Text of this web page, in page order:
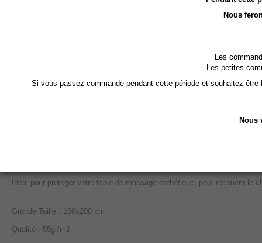
Idéal pour protéger votre table de massage esthétique, pour recouvrir le
Grande Taille : 100x200 cm
Qualité : 55gr/m2
Nous
Les
Les petites
Si vous passez commande pendant cette période et souhaitez
Nous